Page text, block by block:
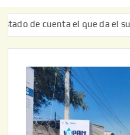
cuenta el que da el susto